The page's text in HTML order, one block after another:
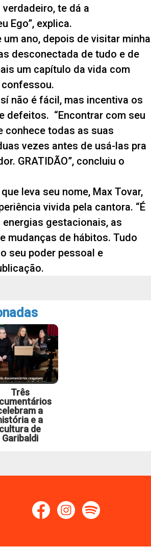
te dá a
Ego”, explica.
ano, depois de visitar minha
desconectada de tudo e de
um capítulo da vida com
confessou.
não é fácil, mas incentiva os
defeitos. “Encontrar com seu
conhece todas as suas
vezes antes de usá-las pra
GRATIDÃO”, concluiu o
leva seu nome, Max Tovar,
vivida pela cantora. “É
gestacionais, as
mudanças de hábitos. Tudo
seu poder pessoal e
Três
a
e a
cultura de
Garibaldi